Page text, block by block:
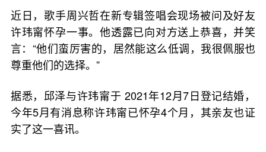
近日，歌手周兴哲在新专辑签唱会现场被问及好友
许玮甯怀孕一事。他透露已向对方送上恭喜，并笑
言：“他们蛮厉害的，居然能这么低调，我很佩服也
尊重他们的选择。”
据悉，邱泽与许玮甯于 2021年12月7日登记结婚，
今年5月有消息称许玮甯已怀孕4个月，其亲友也证
实了这一喜讯。